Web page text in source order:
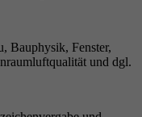
Bauphysik, Fenster,
und dgl.